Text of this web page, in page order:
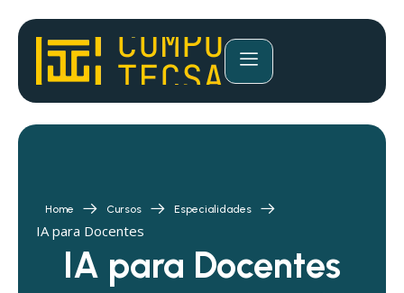
Home Cursos Especialidades
IA para Docentes
IA para Docentes